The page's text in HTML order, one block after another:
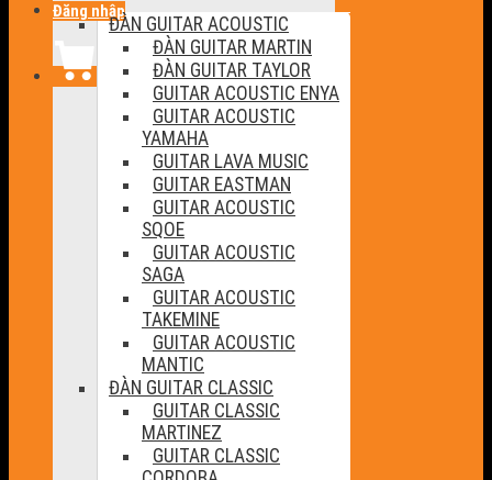
Đăng nhập
ĐÀN GUITAR ACOUSTIC
ĐÀN GUITAR MARTIN
ĐÀN GUITAR TAYLOR
GUITAR ACOUSTIC ENYA
GUITAR ACOUSTIC
YAMAHA
GUITAR LAVA MUSIC
GUITAR EASTMAN
GUITAR ACOUSTIC
SQOE
GUITAR ACOUSTIC
SAGA
GUITAR ACOUSTIC
TAKEMINE
GUITAR ACOUSTIC
MANTIC
ĐÀN GUITAR CLASSIC
GUITAR CLASSIC
MARTINEZ
GUITAR CLASSIC